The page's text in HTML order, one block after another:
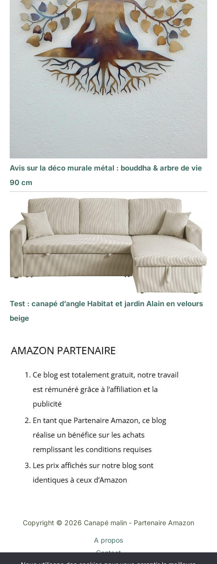
Avis sur la déco murale métal : bouddha & arbre de vie
90 cm
Test : canapé d’angle Habitat et jardin Alain en velours
beige
Copyright © 2026 Canapé malin - Partenaire Amazon
A propos
Contact